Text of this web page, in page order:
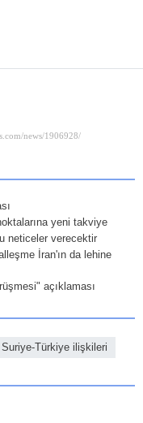
yeni takviye
neticeler verecektir
İran'ın da lehine
açıklaması
Suriye-Türkiye ilişkileri